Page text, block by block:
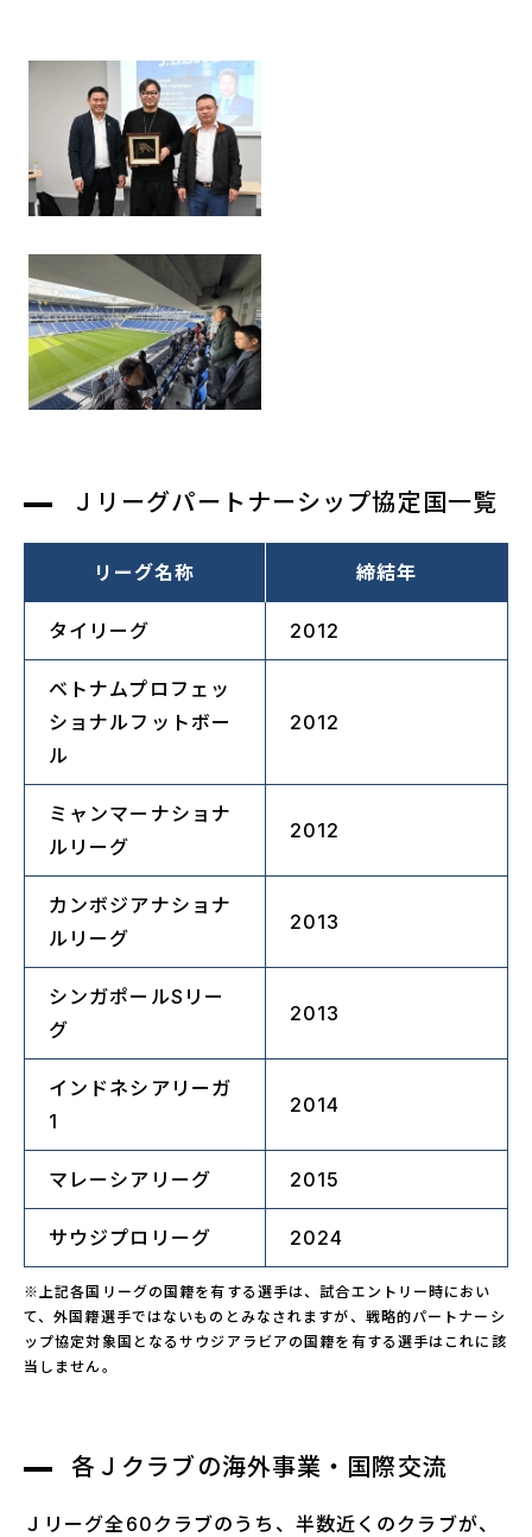
Ｊリーグパートナーシップ協定国一覧
リーグ名称 締結年
タイリーグ 2012
ベトナムプロフェッ
ショナルフットボー
ル
2012
ミャンマーナショナ
ルリーグ
2012
カンボジアナショナ
ルリーグ
2013
シンガポールSリー
グ
2013
インドネシアリーガ
1
2014
マレーシアリーグ 2015
サウジプロリーグ 2024
※上記各国リーグの国籍を有する選手は、試合エントリー時におい
て、外国籍選手ではないものとみなされますが、戦略的パートナーシ
ップ協定対象国となるサウジアラビアの国籍を有する選手はこれに該
当しません。
各Ｊクラブの海外事業・国際交流
Ｊリーグ全60クラブのうち、半数近くのクラブが、